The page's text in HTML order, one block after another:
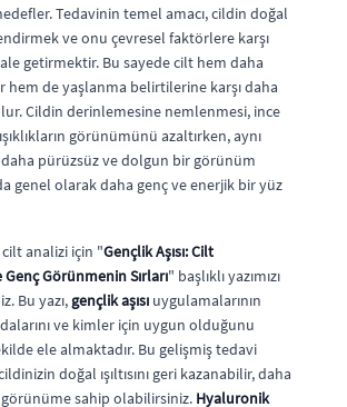
Tedavinin temel amacı, cildin doğal
ve onu çevresel faktörlere karşı
getirmektir. Bu sayede cilt hem daha
hem de yaşlanma belirtilerine karşı daha
Cildin derinlemesine nemlenmesi, ince
görünümünü azaltırken, aynı
pürüzsüz ve dolgun bir görünüm
genel olarak daha genç ve enerjik bir yüz
analizi için "Gençlik Aşısı: Cilt
Görünmenin Sırları" başlıklı yazımızı
Bu yazı, gençlik aşısı uygulamalarının
ve kimler için uygun olduğunu
ele almaktadır. Bu gelişmiş tedavi
doğal ışıltısını geri kazanabilir, daha
görünüme sahip olabilirsiniz. Hyaluronik